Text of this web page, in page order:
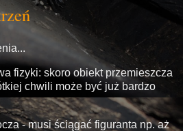
fizyki: skoro obiekt przemieszcza
chwili może być już bardzo
- musi ściągać figuranta np. aż